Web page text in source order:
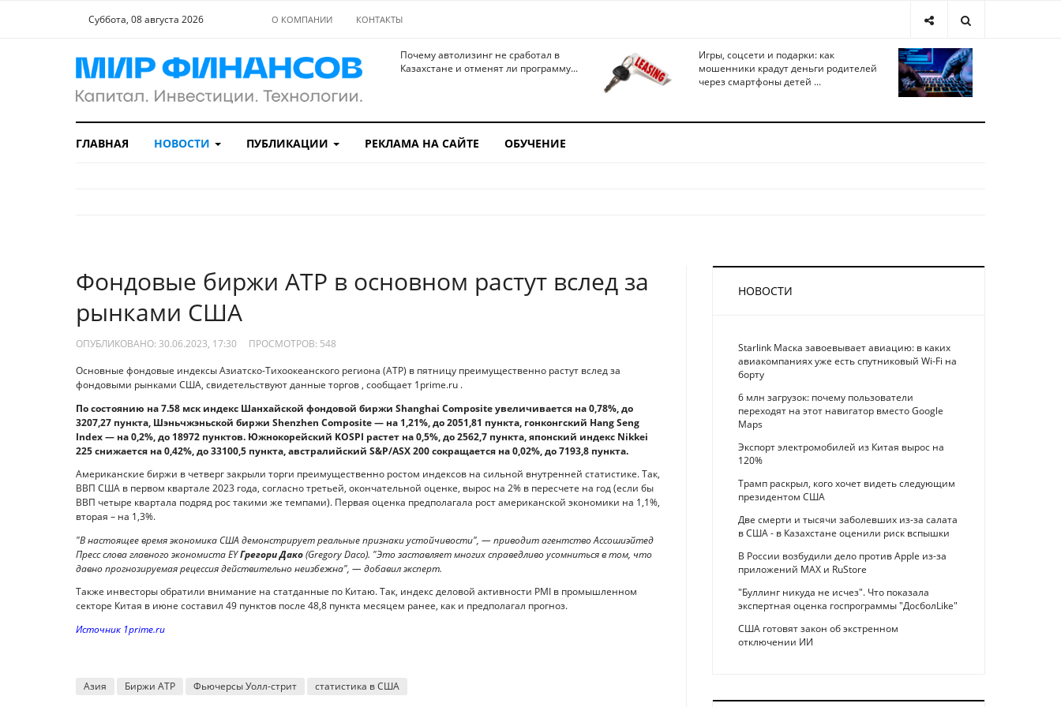
Суббота, 08 августа 2026 О КОМПАНИИ КОНТАКТЫ
Почему автолизинг не сработал в
Казахстане и отменят ли программу...
Игры, соцсети и подарки: как
мошенники крадут деньги родителей
через смартфоны детей ...
ГЛАВНАЯ НОВОСТИ ПУБЛИКАЦИИ РЕКЛАМА НА САЙТЕ ОБУЧЕНИЕ
Фондовые биржи АТР в основном растут вслед за
рынками США
ОПУБЛИКОВАНО: 30.06.2023, 17:30 ПРОСМОТРОВ: 548
Основные фондовые индексы Азиатско-Тихоокеанского региона (АТР) в пятницу преимущественно растут вслед за
фондовыми рынками США, свидетельствуют данные торгов , сообщает 1prime.ru .
По состоянию на 7.58 мск индекс Шанхайской фондовой биржи Shanghai Composite увеличивается на 0,78%, до
3207,27 пункта, Шэньчжэньской биржи Shenzhen Composite — на 1,21%, до 2051,81 пункта, гонконгский Hang Seng
Index — на 0,2%, до 18972 пунктов. Южнокорейский KOSPI растет на 0,5%, до 2562,7 пункта, японский индекс Nikkei
225 снижается на 0,42%, до 33100,5 пункта, австралийский S&P/ASX 200 сокращается на 0,02%, до 7193,8 пункта.
Американские биржи в четверг закрыли торги преимущественно ростом индексов на сильной внутренней статистике. Так,
ВВП США в первом квартале 2023 года, согласно третьей, окончательной оценке, вырос на 2% в пересчете на год (если бы
ВВП четыре квартала подряд рос такими же темпами). Первая оценка предполагала рост американской экономики на 1,1%,
вторая – на 1,3%.
"В настоящее время экономика США демонстрирует реальные признаки устойчивости", — приводит агентство Ассошиэйтед
Пресс слова главного экономиста EYГрегори Дако(Gregory Daco). "Это заставляет многих справедливо усомниться в том, что
давно прогнозируемая рецессия действительно неизбежна", — добавил эксперт.
Также инвесторы обратили внимание на статданные по Китаю. Так, индекс деловой активности PMI в промышленном
секторе Китая в июне составил 49 пунктов после 48,8 пункта месяцем ранее, как и предполагал прогноз.
Источник 1prime.ru
Азия Биржи АТР Фьючерсы Уолл-стрит статистика в США
НОВОСТИ
Starlink Маска завоевывает авиацию: в каких
авиакомпаниях уже есть спутниковый Wi-Fi на
борту
6 млн загрузок: почему пользователи
переходят на этот навигатор вместо Google
Maps
Экспорт электромобилей из Китая вырос на
120%
Трамп раскрыл, кого хочет видеть следующим
президентом США
Две смерти и тысячи заболевших из-за салата
в США - в Казахстане оценили риск вспышки
В России возбудили дело против Apple из-за
приложений MAX и RuStore
"Буллинг никуда не исчез". Что показала
экспертная оценка госпрограммы "ДосболLike"
США готовят закон об экстренном
отключении ИИ